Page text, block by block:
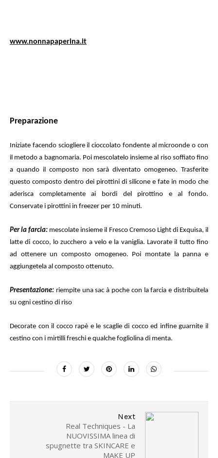
www.nonnapaperina.it
Preparazione
Iniziate facendo sciogliere il cioccolato fondente al microonde o con
il metodo a bagnomaria. Poi mescolatelo insieme al riso soffiato fino
a quando il composto non sarà diventato omogeneo. Trasferite
questo composto dentro dei pirottini di silicone e fate in modo che
aderisca completamente ai bordi del pirottino e al fondo.
Conservate i pirottini in freezer per 10 minuti.
Per la farcia: mescolate insieme il Fresco Cremoso Light di Exquisa, il
latte di cocco, lo zucchero a velo e la vaniglia. Lavorate il tutto fino
ad ottenere un composto omogeneo. Poi montate la panna e
aggiungetela al composto ottenuto.
Presentazione: riempite una sac à poche con la farcia e distribuitela
su ogni cestino di riso
Decorate con il cocco rapè e le scaglie di cocco ed infine guarnite il
cestino con i mirtilli freschi e qualche fogliolina di menta.
Next
Real Techniques - La
NUOVISSIMA linea di
spugnette tra SKINCARE e
MAKE UP